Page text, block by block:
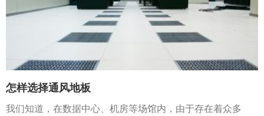
怎样选择通风地板
我们知道，在数据中心、机房等场馆内，由于存在着众多